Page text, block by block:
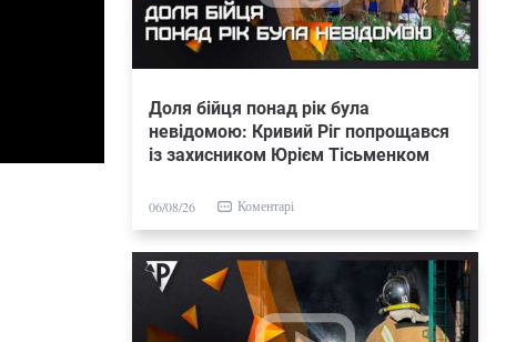
Доля бійця понад рік була
невідомою: Кривий Ріг попрощався
із захисником Юрієм Тісьменком
06/08/26 Коментарі